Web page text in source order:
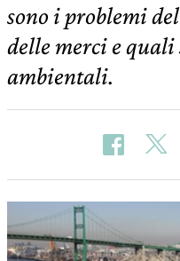
sono i problemi
delle merci e
ambientali.